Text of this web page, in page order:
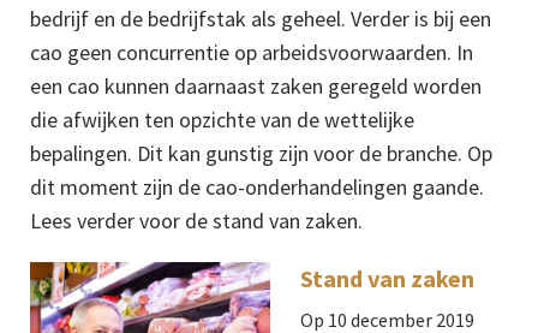
bedrijf en de bedrijfstak als geheel. Verder is bij een
cao geen concurrentie op arbeidsvoorwaarden. In
een cao kunnen daarnaast zaken geregeld worden
die afwijken ten opzichte van de wettelijke
bepalingen. Dit kan gunstig zijn voor de branche. Op
dit moment zijn de cao-onderhandelingen gaande.
Lees verder voor de stand van zaken.
Stand van zaken
Op 10 december 2019